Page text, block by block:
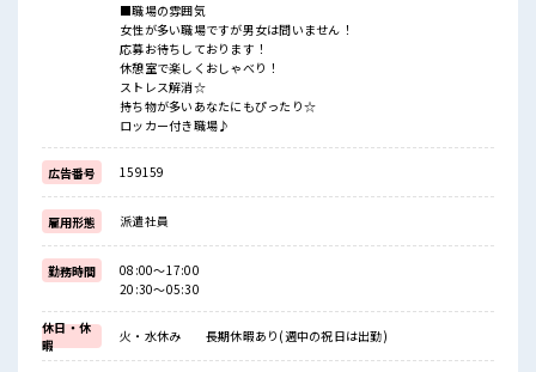
■職場の雰囲気
女性が多い職場ですが男女は問いません！
応募お待ちしております！
休憩室で楽しくおしゃべり！
ストレス解消☆
持ち物が多いあなたにもぴったり☆
ロッカー付き職場♪
広告番号 159159
雇用形態 派遣社員
勤務時間
08:00～17:00
20:30～05:30
休日・休
暇
火・水休み 長期休暇あり(週中の祝日は出勤)